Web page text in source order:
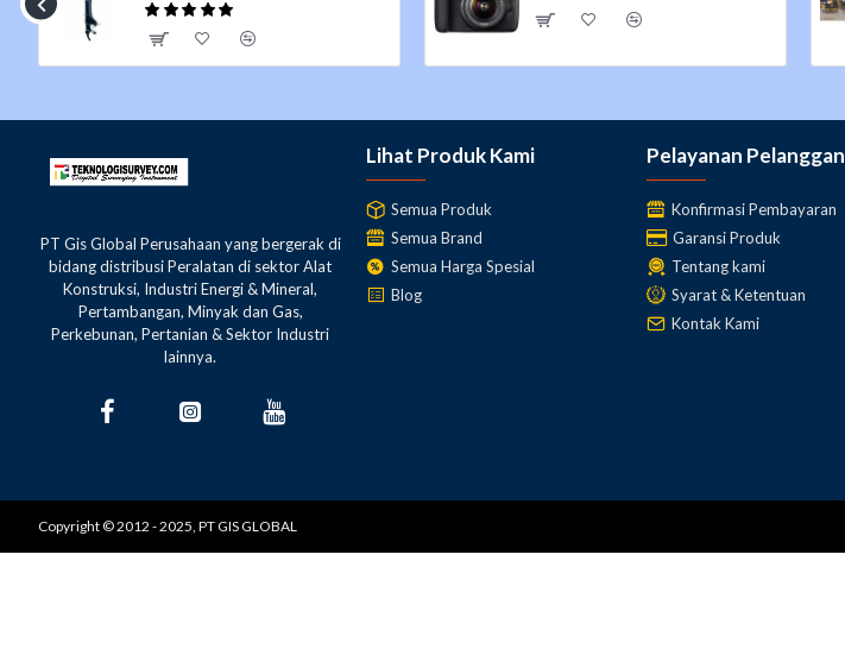
PT Gis Global Perusahaan yang bergerak di
bidang distribusi Peralatan di sektor Alat
Konstruksi, Industri Energi & Mineral,
Pertambangan, Minyak dan Gas,
Perkebunan, Pertanian & Sektor Industri
lainnya.
Lihat Produk Kami
Semua Produk
Semua Brand
Semua Harga Spesial
Blog
Pelayanan Pelanggan
Konfirmasi Pembayaran
Garansi Produk
Tentang kami
Syarat & Ketentuan
Kontak Kami
Copyright © 2012 - 2025, PT GIS GLOBAL